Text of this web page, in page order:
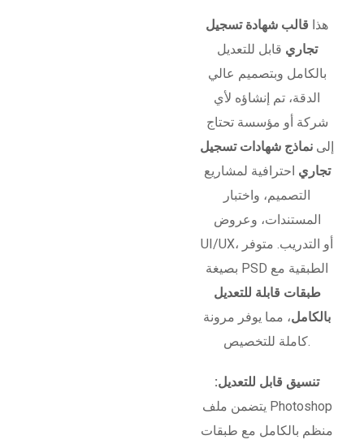
هذا قالب شهادة تسجيل
تجاري قابل للتعديل
بالكامل وبتصميم عالي
الدقة، تم إنشاؤه لأي
شركة أو مؤسسة تحتاج
إلى نماذج شهادات تسجيل
تجاري احترافية لمشاريع
التصميم، واختبار
المستندات، وعروض
UI/UX، أو التدريب. متوفر
بصيغة PSD الطبقية مع
طبقات قابلة للتعديل
بالكامل، مما يوفر مرونة
كاملة للتخصيص.
تنسيق قابل للتعديل:
يتضمن ملف Photoshop
منظم بالكامل مع طبقات